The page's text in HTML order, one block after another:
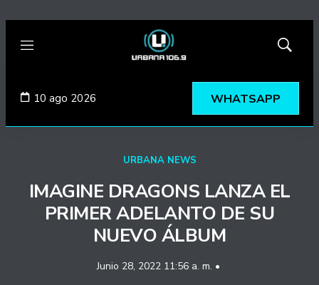
Menú
Mostrar
10 ago 2026 WHATSAPP
URBANA NEWS
IMAGINE DRAGONS LANZA EL
PRIMER ADELANTO DE SU
NUEVO ÁLBUM
Junio 28, 2022 11:56 a. m. •